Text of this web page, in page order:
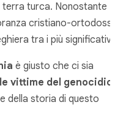
terra turca. Nonostante
cristiano-
tra i più significativi.
è giusto che ci sia
vittime del genocidio
della storia di questo